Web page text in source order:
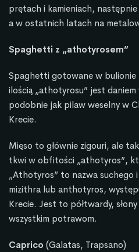
prętach i kamieniach,
a w ostatnich latach na
Spaghetti z „athotyrosem”
Spaghetti gotowane w bulionie
ilością „athotyrosu” jest
podobnie jak pilaw weselny w
Krecie.
Mięso to głównie zigouri, ale
tkwi w obfitości „athotyros”,
„Athotyros” to nazwa suchego
mizithra lub anthotyros,
Krecie. Jest to półtwardy,
wszystkim potrawom.
Caprico (Galatas, Trapsano)